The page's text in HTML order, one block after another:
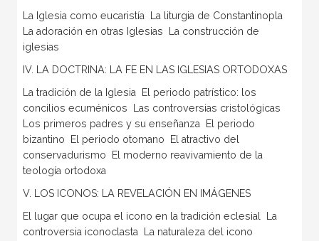
La Iglesia como eucaristía  La liturgia de Constantinopla 
La adoración en otras Iglesias  La construcción de
iglesias
IV. LA DOCTRINA: LA FE EN LAS IGLESIAS ORTODOXAS
La tradición de la Iglesia  El periodo patrístico: los
concilios ecuménicos  Las controversias cristológicas 
Los primeros padres y su enseñanza  El periodo
bizantino  El periodo otomano  El atractivo del
conservadurismo  El moderno reavivamiento de la
teología ortodoxa
V. LOS ICONOS: LA REVELACIÓN EN IMÁGENES
El lugar que ocupa el icono en la tradición eclesial  La
controversia iconoclasta  La naturaleza del icono